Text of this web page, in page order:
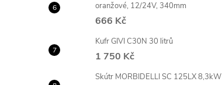
oranžové, 12/24V, 340mm
666 Kč
Kufr GIVI C30N 30 litrů
1 750 Kč
Skútr MORBIDELLI SC 125LX 8,3kW